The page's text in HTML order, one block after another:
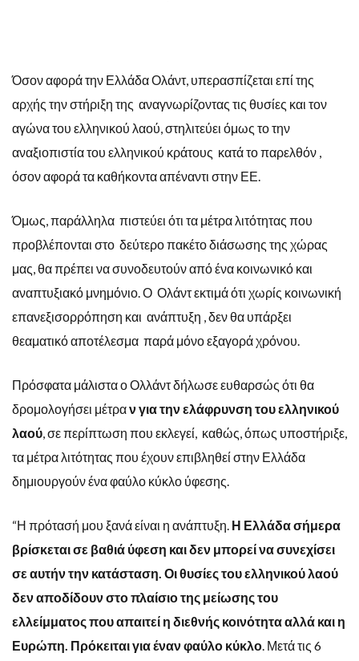
Όσον αφορά την Ελλάδα Ολάντ, υπερασπίζεται επί της
αρχής την στήριξη της αναγνωρίζοντας τις θυσίες και τον
αγώνα του ελληνικού λαού, στηλιτεύει όμως το την
αναξιοπιστία του ελληνικού κράτους κατά το παρελθόν ,
όσον αφορά τα καθήκοντα απέναντι στην ΕΕ.
Όμως, παράλληλα πιστεύει ότι τα μέτρα λιτότητας που
προβλέπονται στο δεύτερο πακέτο διάσωσης της χώρας
μας, θα πρέπει να συνοδευτούν από ένα κοινωνικό και
αναπτυξιακό μνημόνιο. Ο Ολάντ εκτιμά ότι χωρίς κοινωνική
επανεξισορρόπηση και ανάπτυξη , δεν θα υπάρξει
θεαματικό αποτέλεσμα παρά μόνο εξαγορά χρόνου.
Πρόσφατα μάλιστα ο Ολλάντ δήλωσε ευθαρσώς ότι θα
δρομολογήσει μέτραν για την ελάφρυνση του ελληνικού
λαού , σε περίπτωση που εκλεγεί, καθώς, όπως υποστήριξε,
τα μέτρα λιτότητας που έχουν επιβληθεί στην Ελλάδα
δημιουργούν ένα φαύλο κύκλο ύφεσης.
“Η πρότασή μου ξανά είναι η ανάπτυξη. Η Ελλάδα σήμερα
βρίσκεται σε βαθιά ύφεση και δεν μπορεί να συνεχίσει
σε αυτήν την κατάσταση. Οι θυσίες του ελληνικού λαού
δεν αποδίδουν στο πλαίσιο της μείωσης του
ελλείμματος που απαιτεί η διεθνής κοινότητα αλλά και η
Ευρώπη. Πρόκειται για έναν φαύλο κύκλο . Μετά τις 6